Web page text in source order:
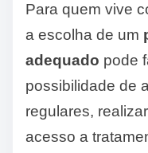
Para quem vive
a escolha de um
adequado pode
possibilidade de
regulares,
acesso a